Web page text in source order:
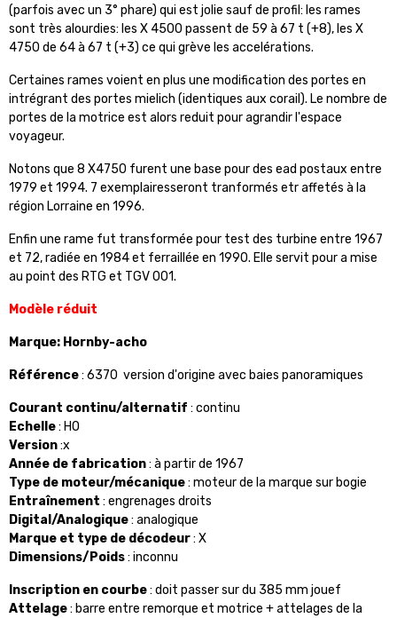
(parfois avec un 3° phare) qui est jolie sauf de profil: les rames
sont très alourdies: les X 4500 passent de 59 à 67 t (+8), les X
4750 de 64 à 67 t (+3) ce qui grève les accelérations.
Certaines rames voient en plus une modification des portes en
intrégrant des portes mielich (identiques aux corail). Le nombre de
portes de la motrice est alors reduit pour agrandir l'espace
voyageur.
Notons que 8 X4750 furent une base pour des ead postaux entre
1979 et 1994. 7 exemplairesseront tranformés etr affetés à la
région Lorraine en 1996.
Enfin une rame fut transformée pour test des turbine entre 1967
et 72, radiée en 1984 et ferraillée en 1990. Elle servit pour a mise
au point des RTG et TGV 001.
Modèle réduit
Marque: Hornby-acho
Référence: 6370 version d'origine avec baies panoramiques
Courant continu/alternatif : continu
Echelle: HO
Version:x
Année de fabrication: à partir de 1967
Type de moteur/mécanique: moteur de la marque sur bogie
Entraînement : engrenages droits
Digital/Analogique: analogique
Marque et type de décodeur: X
Dimensions/Poids: inconnu
Inscription en courbe: doit passer sur du 385 mm jouef
Attelage: barre entre remorque et motrice + attelages de la